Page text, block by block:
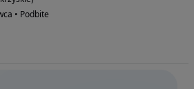
• Podbite